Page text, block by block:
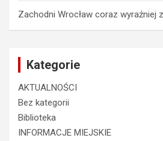
Zachodni Wrocław coraz wyraźniej
Kategorie
AKTUALNOŚCI
Bez kategorii
Biblioteka
INFORMACJE MIEJSKIE